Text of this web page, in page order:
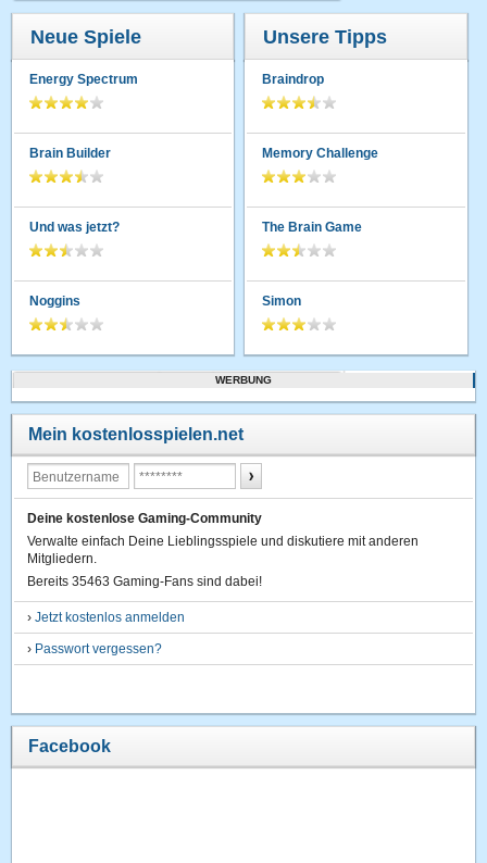
Neue Spiele
Energy Spectrum
Brain Builder
Und was jetzt?
Noggins
Unsere Tipps
Braindrop
Memory Challenge
The Brain Game
Simon
WERBUNG
Mein kostenlosspielen.net
Deine kostenlose Gaming-Community
Verwalte einfach Deine Lieblingsspiele und diskutiere mit anderen
Mitgliedern.
Bereits 35463 Gaming-Fans sind dabei!
›Jetzt kostenlos anmelden
› Passwort vergessen?
Facebook